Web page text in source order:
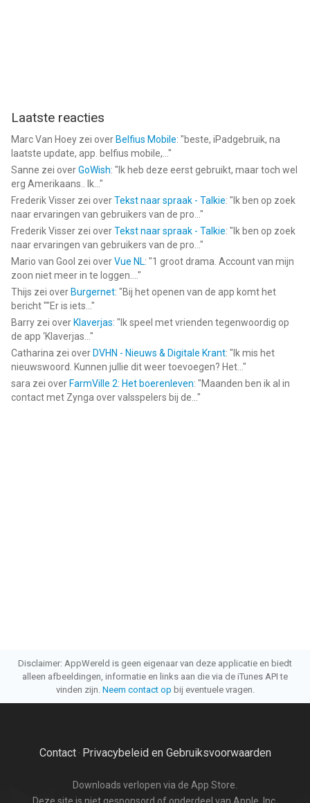
Laatste reacties
Marc Van Hoey zei over Belfius Mobile: "beste, iPadgebruik, na
laatste update, app. belfius mobile,... "
Sanne zei overGoWish: " Ik heb deze eerst gebruikt, maar toch wel
erg Amerikaans.. Ik... "
Frederik Visser zei overTekst naar spraak - Talkie: " Ik ben op zoek
naar ervaringen van gebruikers van de pro... "
Frederik Visser zei overTekst naar spraak - Talkie: " Ik ben op zoek
naar ervaringen van gebruikers van de pro... "
Mario van Gool zei overVue NL: "1 groot drama. Account van mijn
zoon niet meer in te loggen.... "
Thijs zei over Burgernet: "Bij het openen van de app komt het
bericht ""Er is iets... "
Barry zei over Klaverjas: " Ik speel met vrienden tegenwoordig op
de app ‘Klaverjas... "
Catharina zei over DVHN - Nieuws & Digitale Krant: " Ik mis het
nieuwswoord. Kunnen jullie dit weer toevoegen? Het... "
sara zei over FarmVille 2: Het boerenleven: "Maanden ben ik al in
contact met Zynga over valsspelers bij de... "
Disclaimer: AppWereld is geen eigenaar van deze applicatie en biedt
alleen afbeeldingen, informatie en links aan die via de iTunes API te
vinden zijn. Neem contact op bij eventuele vragen.
Contact· Privacybeleid en Gebruiksvoorwaarden
Downloads verlopen via de App Store.